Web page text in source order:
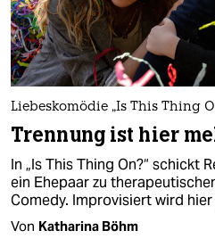
nord
wahrheit
verlag
verlag
veranstaltungen
shop
Liebeskomödie „Is This Thing
Trennung ist hier
In „Is This Thing On?“ schickt
ein Ehepaar zu
Comedy. Improvisiert wird
Von Katharina Böhm​